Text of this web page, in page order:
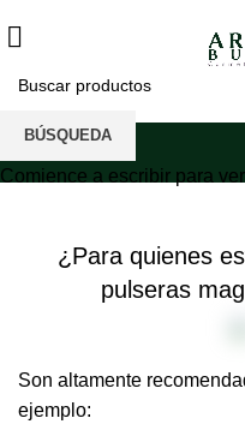
Blog
¿Para quienes
pulseras
Son altamente
ejemplo:
BÚSQUEDA
Comience a escribir para